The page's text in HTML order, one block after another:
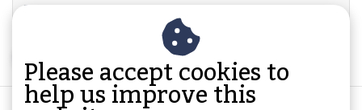
Please accept cookies to
help us improve this